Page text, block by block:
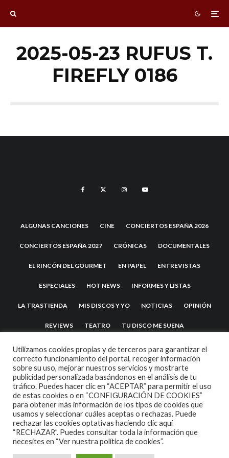
2025-05-23 RUFUS T.
FIREFLY 0186
ALGUNAS CANCIONES CINE CONCIERTOS ESPAÑA 2026
CONCIERTOS ESPAÑA 2027 CRÓNICAS DOCUMENTALES
EL RINCÓN DEL GOURMET EN PAPEL ENTREVISTAS
ESPECIALES HOT NEWS INFORMES Y LISTAS
LA TRASTIENDA MIS DISCOS Y YO NOTICIAS OPINIÓN
REVIEWS TEATRO TU DISCO ME SUENA
2007 COPYRIGHT -CODETIPITHEME
Utilizamos cookies propias y de terceros para garantizar el
correcto funcionamiento del portal, recoger información
sobre su uso, mejorar nuestros servicios y mostrarte
publicidad personalizada basándonos en el análisis de tu
tráfico. Puedes hacer clic en “ACEPTAR” para permitir el uso
de estas cookies o en “CONFIGURACIÓN DE COOKIES”
para obtener más información de los tipos de cookies que
usamos y seleccionar cuáles aceptas o rechazas. Puede
rechazar las cookies optativas haciendo clic aquí
“RECHAZAR”. Puedes consultar toda la información que
necesites en “Ver nuestra política de cookies”.